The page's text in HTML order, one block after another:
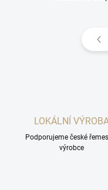
LOKÁLNÍ
Podporujeme české
výrobce